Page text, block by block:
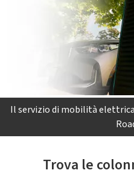
Il servizio di mobilità
Trova le